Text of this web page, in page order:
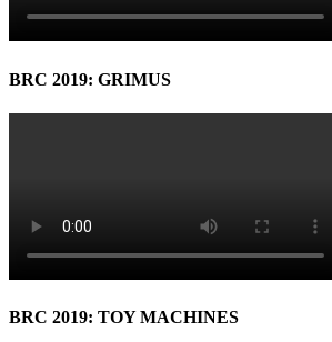
BRC 2019: GRIMUS
BRC 2019: TOY MACHINES